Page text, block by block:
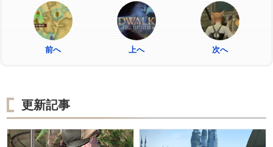
前へ 上へ 次へ
更新記事